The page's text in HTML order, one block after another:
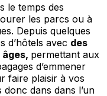
le temps des
les parcs ou à
Depuis quelques
d’hôtels avec des
permettant aux
d’emmener
faire plaisir à vos
dans dans l’un